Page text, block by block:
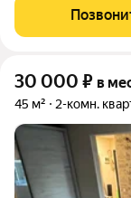
колонка на
печь, небольшой
30 000 ₽ в
45 м² 2-комн.